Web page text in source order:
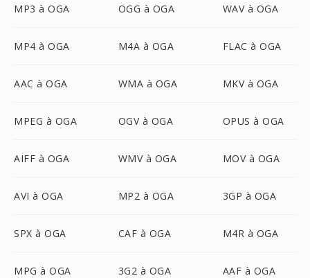
MP3 à OGA OGG à OGA WAV à OGA
MP4 à OGA M4A à OGA FLAC à OGA
AAC à OGA WMA à OGA MKV à OGA
MPEG à OGA OGV à OGA OPUS à OGA
AIFF à OGA WMV à OGA MOV à OGA
AVI à OGA MP2 à OGA 3GP à OGA
SPX à OGA CAF à OGA M4R à OGA
MPG à OGA 3G2 à OGA AAF à OGA